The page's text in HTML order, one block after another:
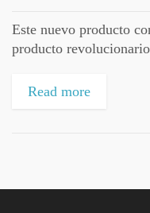
Este nuevo producto
producto
Read more